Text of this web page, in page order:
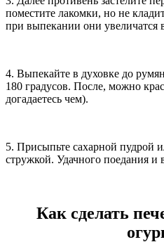
поместите лакомки, но не
при выпекании они увеличатся
4. Выпекайте в духовке до
180 градусов. После, можно
догадаетесь чем).
5. Присыпьте сахарной пудрой
стружкой. Удачного поедания
Как сделать